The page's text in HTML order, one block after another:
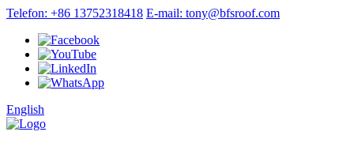
Telefon: +86 13752318418 E-mail: tony@bfsroof.com
English